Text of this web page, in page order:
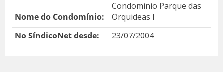
Nome do Condomínio:
Condominio Parque das
Orquideas I
No SíndicoNet desde:
23/07/2004